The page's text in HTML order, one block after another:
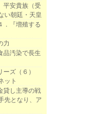
安貴族（受
い朝廷・天皇
『増殖する
力
品汚染で長生
ーズ（６）
ット
貸し主導の戦
先となり、ア